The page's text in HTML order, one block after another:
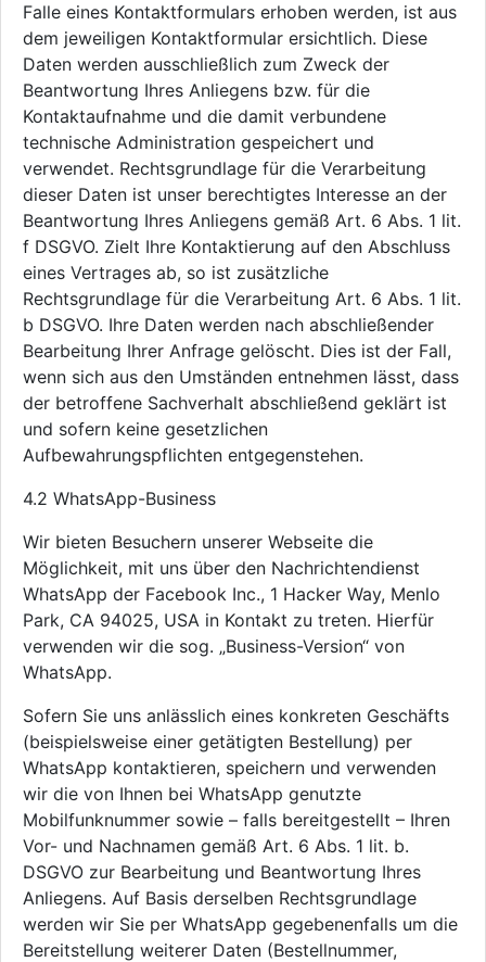
Falle eines Kontaktformulars erhoben werden, ist aus
dem jeweiligen Kontaktformular ersichtlich. Diese
Daten werden ausschließlich zum Zweck der
Beantwortung Ihres Anliegens bzw. für die
Kontaktaufnahme und die damit verbundene
technische Administration gespeichert und
verwendet. Rechtsgrundlage für die Verarbeitung
dieser Daten ist unser berechtigtes Interesse an der
Beantwortung Ihres Anliegens gemäß Art. 6 Abs. 1 lit.
f DSGVO. Zielt Ihre Kontaktierung auf den Abschluss
eines Vertrages ab, so ist zusätzliche
Rechtsgrundlage für die Verarbeitung Art. 6 Abs. 1 lit.
b DSGVO. Ihre Daten werden nach abschließender
Bearbeitung Ihrer Anfrage gelöscht. Dies ist der Fall,
wenn sich aus den Umständen entnehmen lässt, dass
der betroffene Sachverhalt abschließend geklärt ist
und sofern keine gesetzlichen
Aufbewahrungspflichten entgegenstehen.
4.2 WhatsApp-Business
Wir bieten Besuchern unserer Webseite die
Möglichkeit, mit uns über den Nachrichtendienst
WhatsApp der Facebook Inc., 1 Hacker Way, Menlo
Park, CA 94025, USA in Kontakt zu treten. Hierfür
verwenden wir die sog. „Business-Version“ von
WhatsApp.
Sofern Sie uns anlässlich eines konkreten Geschäfts
(beispielsweise einer getätigten Bestellung) per
WhatsApp kontaktieren, speichern und verwenden
wir die von Ihnen bei WhatsApp genutzte
Mobilfunknummer sowie – falls bereitgestellt – Ihren
Vor- und Nachnamen gemäß Art. 6 Abs. 1 lit. b.
DSGVO zur Bearbeitung und Beantwortung Ihres
Anliegens. Auf Basis derselben Rechtsgrundlage
werden wir Sie per WhatsApp gegebenenfalls um die
Bereitstellung weiterer Daten (Bestellnummer,